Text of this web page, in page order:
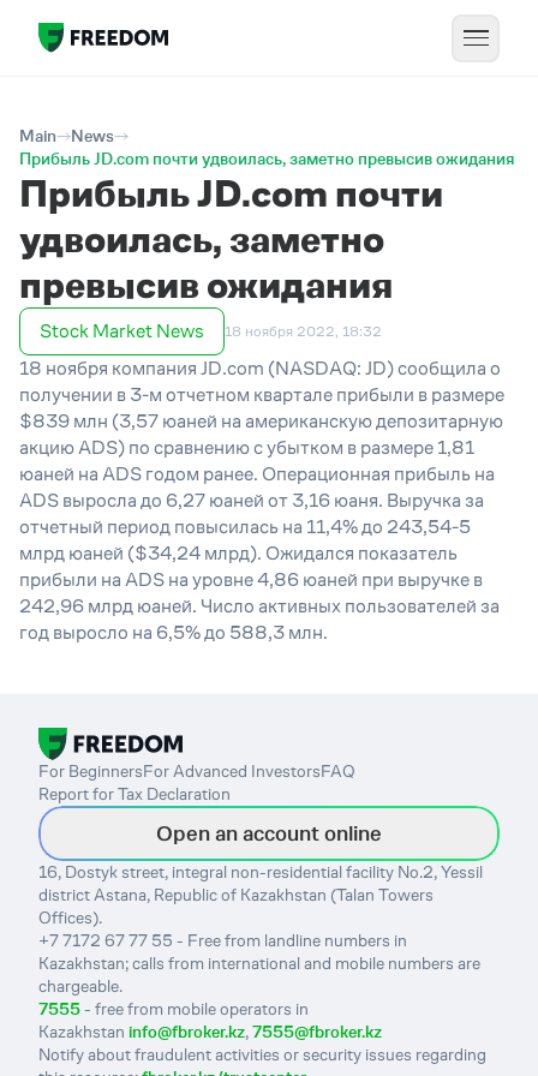
Main
News
Прибыль JD.com почти удвоилась, заметно превысив ожидания
Прибыль JD.com почти
удвоилась, заметно
превысив ожидания
Stock Market News 18 ноября 2022, 18:32
18 ноября компания JD.com (NASDAQ: JD) сообщила о
получении в 3-м отчетном квартале прибыли в размере
$839 млн (3,57 юаней на американскую депозитарную
акцию ADS) по сравнению с убытком в размере 1,81
юаней на ADS годом ранее. Операционная прибыль на
ADS выросла до 6,27 юаней от 3,16 юаня. Выручка за
отчетный период повысилась на 11,4% до 243,54-5
млрд юаней ($34,24 млрд). Ожидался показатель
прибыли на ADS на уровне 4,86 юаней при выручке в
242,96 млрд юаней. Число активных пользователей за
год выросло на 6,5% до 588,3 млн.
For BeginnersFor Advanced InvestorsFAQ
Report for Tax Declaration
Open an account online
16, Dostyk street, integral non-residential facility No.2, Yessil
district Astana, Republic of Kazakhstan (Talan Towers
Offices).
+7 7172 67 77 55 - Free from landline numbers in
Kazakhstan; calls from international and mobile numbers are
chargeable.
7555- free from mobile operators in
Kazakhstan info@fbroker.kz,7555@fbroker.kz
Notify about fraudulent activities or security issues regarding